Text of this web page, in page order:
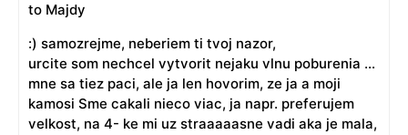
to Majdy
:) samozrejme, neberiem ti tvoj nazor,
urcite som nechcel vytvorit nejaku vlnu poburenia …
mne sa tiez paci, ale ja len hovorim, ze ja a moji
kamosi Sme cakali nieco viac, ja napr. preferujem
velkost, na 4- ke mi uz straaaaasne vadi aka je mala,